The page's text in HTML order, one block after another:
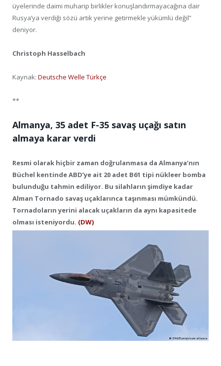
üyelerinde daimi muharip birlikler konuşlandırmayacağına dair
Rusya’ya verdiği sözü artık yerine getirmekle yükümlü değil”
deniyor.
Christoph Hasselbach
Kaynak: Deutsche Welle Türkçe
**
Almanya, 35 adet F-35 savaş uçağı satın
almaya karar verdi
Resmi olarak hiçbir zaman doğrulanmasa da Almanya’nın
Büchel kentinde ABD’ye ait 20 adet B61 tipi nükleer bomba
bulunduğu tahmin ediliyor. Bu silahların şimdiye kadar
Alman Tornado savaş uçaklarınca taşınması mümkündü.
Tornadoların yerini alacak uçakların da aynı kapasitede
olması isteniyordu. (DW)